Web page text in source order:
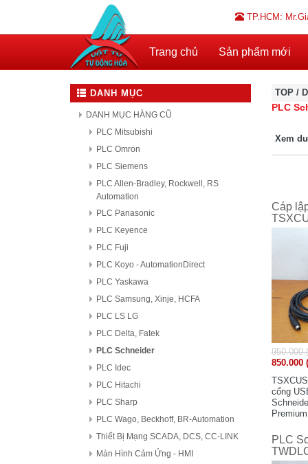
TP.HCM:
Trang chủ Sản phẩm mới
DANH MỤC
DANH MỤC HÀNG CŨ
PLC Mitsubishi
PLC Omron
PLC Siemens
PLC Allen-Bradley, Rockwell, RS
Automation
PLC Panasonic
PLC Keyence
PLC Fuji
PLC Koyo - AutomationDirect
PLC Yaskawa
PLC Samsung, Xinje, HCFA
PLC LS LG
PLC Delta, Fatek
PLC Schneider
PLC Idec
PLC Hitachi
PLC Sharp
PLC Wago, Beckhoff, BR-Automation
Thiết Bị Mạng SCADA, DCS, CC-LINK
Màn Hình Cảm Ứng - HMI
TOP/
PLC
Xem
Cáp
950.000
850.000
cổng
PLC